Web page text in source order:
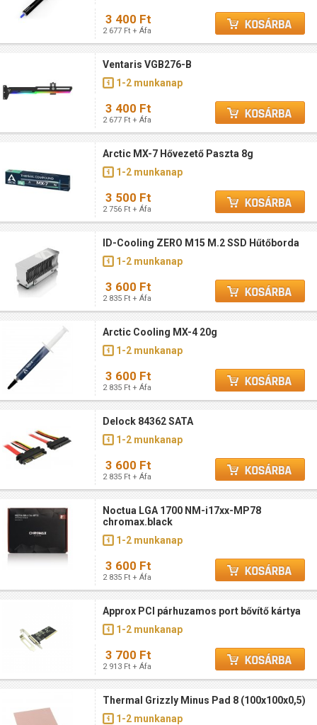
3 400 Ft
2 677 Ft + Áfa
Ventaris VGB276-B
1-2 munkanap
3 400 Ft
2 677 Ft + Áfa
Arctic MX-7 Hővezető Paszta 8g
1-2 munkanap
3 500 Ft
2 756 Ft + Áfa
ID-Cooling ZERO M15 M.2 SSD Hűtőborda
1-2 munkanap
3 600 Ft
2 835 Ft + Áfa
Arctic Cooling MX-4 20g
1-2 munkanap
3 600 Ft
2 835 Ft + Áfa
Delock 84362 SATA
1-2 munkanap
3 600 Ft
2 835 Ft + Áfa
Noctua LGA 1700 NM-i17xx-MP78
chromax.black
1-2 munkanap
3 600 Ft
2 835 Ft + Áfa
Approx PCI párhuzamos port bővítő kártya
1-2 munkanap
3 700 Ft
2 913 Ft + Áfa
Thermal Grizzly Minus Pad 8 (100x100x0,5)
1-2 munkanap